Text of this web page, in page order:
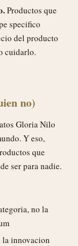
Productos que
specifico
del producto
cuidarlo.
no)
Gloria Nilo
Y eso,
que
ser para nadie.
no la
la innovacion